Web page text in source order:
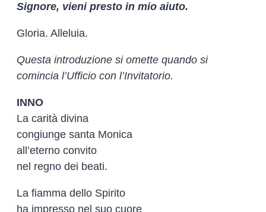
Signore, vieni presto in mio aiuto.
Gloria. Alleluia.
Questa introduzione si omette quando si
comincia l’Ufficio con l’Invitatorio.
INNO
La carità divina
congiunge santa Monica
all’eterno convito
nel regno dei beati.
La fiamma dello Spirito
ha impresso nel suo cuore